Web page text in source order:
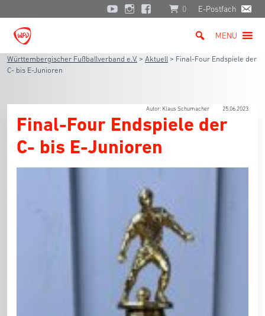
0 E-Postfach
MENU
Württembergischer Fußballverband e.V. > Aktuell > Final-Four Endspiele der
C- bis E-Junioren
Autor: Klaus Schumacher 25.06.2023
Final-Four Endspiele der
C- bis E-Junioren